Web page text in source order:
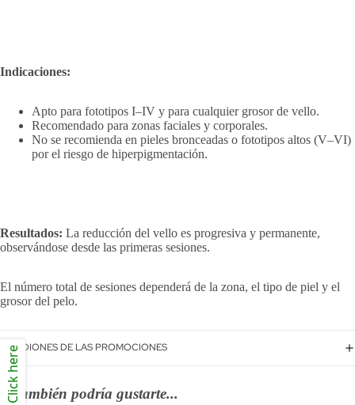
Indicaciones:
Apto para fototipos I–IV y para cualquier grosor de vello.
Recomendado para zonas faciales y corporales.
No se recomienda en pieles bronceadas o fototipos altos (V–VI)
por el riesgo de hiperpigmentación.
Resultados: La reducción del vello es progresiva y permanente,
observándose desde las primeras sesiones.
El número total de sesiones dependerá de la zona, el tipo de piel y el
grosor del pelo.
CONDIONES DE LAS PROMOCIONES
También podría gustarte...
Click here